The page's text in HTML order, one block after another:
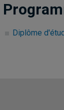
Diplôme